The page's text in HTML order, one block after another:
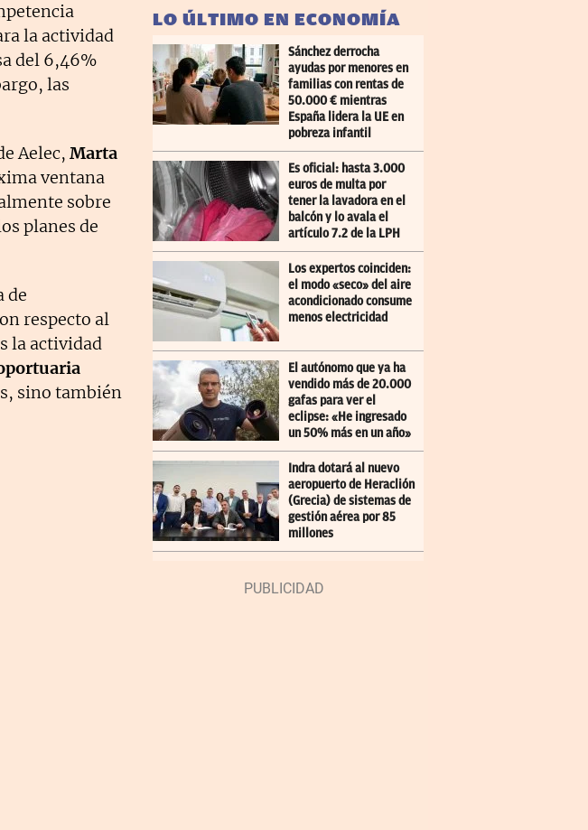
la actividad
del 6,46%
las
Aelec, Marta
ventana
sobre
planes de
de
respecto al
la actividad
sino también
LO ÚLTIMO EN ECONOMÍA
Sánchez derrocha
ayudas por menores en
familias con rentas de
50.000 € mientras
España lidera la UE en
pobreza infantil
Es oficial: hasta 3.000
euros de multa por
tener la lavadora en el
balcón y lo avala el
artículo 7.2 de la LPH
Los expertos coinciden:
el modo «seco» del aire
acondicionado consume
menos electricidad
El autónomo que ya ha
vendido más de 20.000
gafas para ver el
eclipse: «He ingresado
un 50% más en un año»
Indra dotará al nuevo
aeropuerto de Heraclión
(Grecia) de sistemas de
gestión aérea por 85
millones